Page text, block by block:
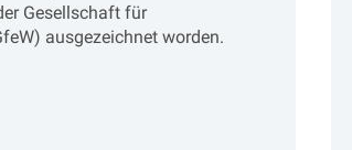
Gesellschaft für
ausgezeichnet worden.